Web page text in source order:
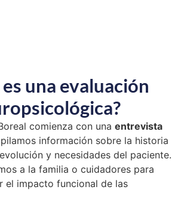
una evaluación
comienza con una entrevista
información sobre la historia
y necesidades del paciente.
a la familia o cuidadores para
el impacto funcional de las